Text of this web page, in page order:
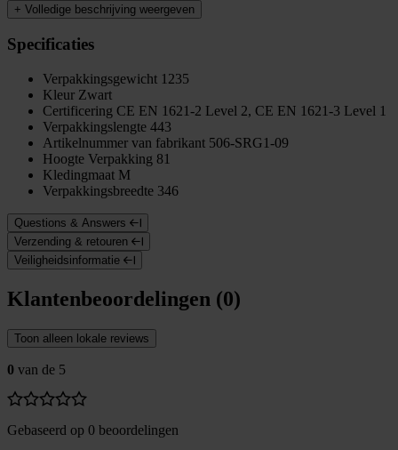
+ Volledige beschrijving weergeven
Specificaties
Verpakkingsgewicht 1235
Kleur Zwart
Certificering CE EN 1621-2 Level 2, CE EN 1621-3 Level 1
Verpakkingslengte 443
Artikelnummer van fabrikant 506-SRG1-09
Hoogte Verpakking 81
Kledingmaat M
Verpakkingsbreedte 346
Questions & Answers
Verzending & retouren
Veiligheidsinformatie
Klantenbeoordelingen (0)
Toon alleen lokale reviews
0 van de 5
Gebaseerd op 0 beoordelingen